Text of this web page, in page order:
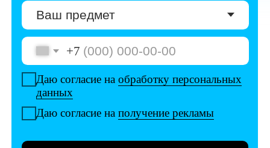
Даю согласие наполучение рекламы
Перейти к анкете